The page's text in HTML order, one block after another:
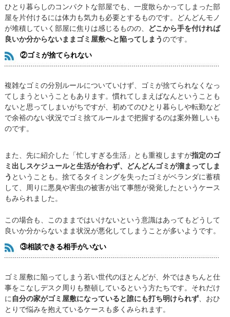
ひとり暮らしのコンパクトな部屋でも、一度散らかってしまった部
屋を片付けるには体力も気力も必要とするものです。どんどんモノ
が堆積していく部屋に焦りは感じるものの、
どこから手を付ければ
良いか分からないままゴミ屋敷へと陥ってしまうのです。
②ゴミが捨てられない
複雑なゴミの分別ルールについていけず、ゴミが捨てられなくなっ
てしまうということもあります。慣れてしまえばなんということも
ないと思ってしまいがちですが、初めてのひとり暮らしや転勤など
で余裕のない状況でゴミ捨てルールまで把握するのは案外難しいも
のです。
また、先に紹介した「忙しすぎる生活」とも重複しますが指定のゴ
ミ出しスケジュールと生活が合わず、どんどんゴミが溜まってしま
う ということも。捨てるタイミングを失ったゴミがベランダに蓄積
して、周りに悪臭や害虫の被害が出て事態が発覚したというケース
もみられました。
この場合も、このままではいけないという意識はあってもどうして
良いか分からないまま状況が悪化してしまうことが多いようです。
③相談できる相手がいない
ゴミ屋敷に陥ってしまう若い世代のほとんどが、外ではきちんと仕
事をこなしデスク周りも整頓しているという方たちです。それだけ
に 自分の家がゴミ屋敷になっていると誰にも打ち明けられず、おひ
とりで悩みを抱えているケースも多くみられます。